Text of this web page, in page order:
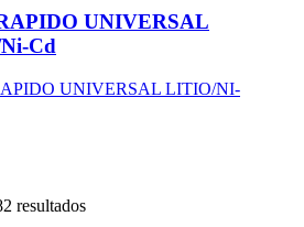
UNIVERSAL
Cd
resultados